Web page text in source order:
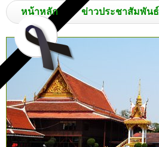
หน้าหลัก ข่าวประชาสัมพันธ์